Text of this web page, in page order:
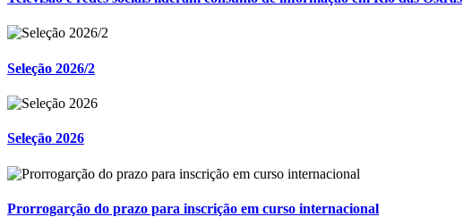
Seleção 2026/2
Seleção 2026
Prorrogarção do prazo para inscrição em curso internacional